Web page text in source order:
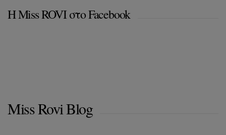
Η Miss ROVI στο Facebook
Miss Rovi Blog